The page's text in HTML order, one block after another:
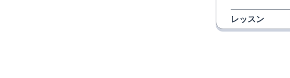
レッスン